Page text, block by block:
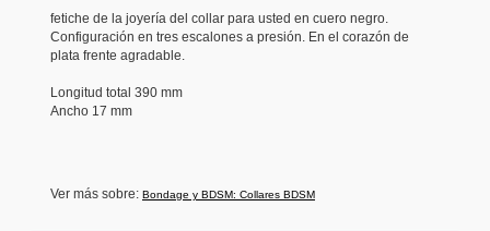
fetiche de la joyería del collar para usted en cuero negro.
Configuración en tres escalones a presión. En el corazón de
plata frente agradable.
Longitud total 390 mm
Ancho 17 mm
Ver más sobre: Bondage y BDSM: Collares BDSM